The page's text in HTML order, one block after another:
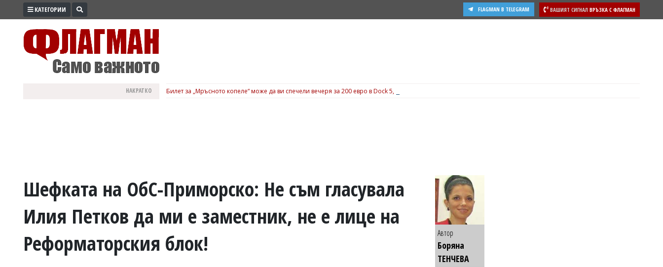
ПРОМО
ВОЙНАТА
УКРАЙНА
РАЗСЛЕДВАНЕ
КАТЕГОРИИ ВАШИЯТ СИГНАЛ ВРЪЗКА С ФЛАГМАН
FLAGMAN В TELEGRAM
НАКРАТКО Билет за „Мръсното копеле“ може да ви спечели вечеря за 200 евро в Dock 5, вижте подробности
Шефката на ОбС-Приморско: Не съм гласувала
Илия Петков да ми е заместник, не е лице на
Реформаторския блок!
Автор
Боряна
ТЕНЧЕВА